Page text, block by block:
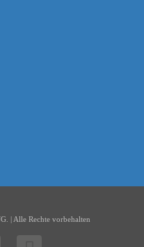
| Alle Rechte vorbehalten